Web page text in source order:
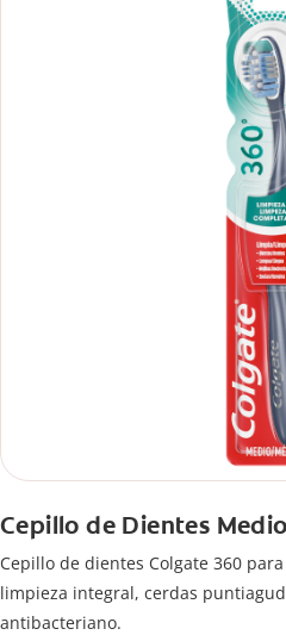
Cepillo de Dientes
Cepillo de dientes Colgate 360
limpieza integral, cerdas
antibacteriano.